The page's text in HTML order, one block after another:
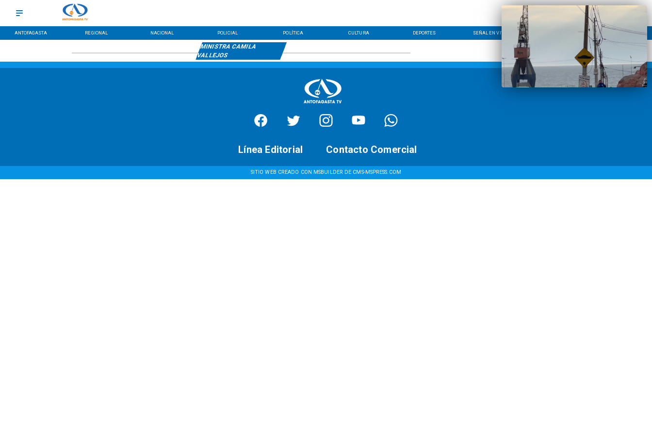
ANTOFAGASTA REGIONAL NACIONAL POLICIAL POLÍTICA CULTURA DEPORTES SEÑAL EN VIVO LÍNEA EDITORIAL
MINISTRA CAMILA
VALLEJOS
SITIO WEB CREADO CON MSBUILDER DE CMS-MSPRESS.COM
Contacto Comercial
Línea Editorial